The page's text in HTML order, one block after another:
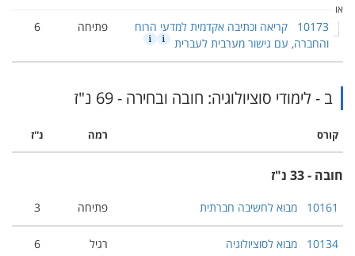
או
10173 קריאה וכתיבה אקדמית למדעי הרוח
והחברה, עם גישור מערבית לעברית
פתיחה 6
ב - לימודי סוציולוגיה: חובה ובחירה - 69 נ"ז
קורס רמה נ''ז
חובה - 33 נ"ז
10161 מבוא לחשיבה חברתית פתיחה 3
10134 מבוא לסוציולוגיה רגיל 6